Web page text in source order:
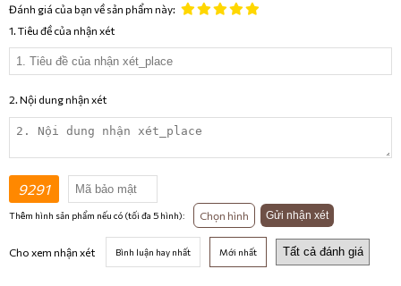
Đánh giá của bạn về sản phẩm này:
1. Tiêu đề của nhận xét
2. Nội dung nhận xét
9291
Thêm hình sản phẩm nếu có (tối đa 5 hình): Chọn hình Gửi nhận xét
Cho xem nhận xét Bình luận hay nhất Mới nhất